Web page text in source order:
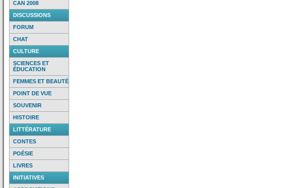
CAN 2008
DISCUSSIONS
FORUM
CHAT
CULTURE
SCIENCES ET
ÉDUCATION
FEMMES ET BEAUTÉ
POINT DE VUE
SOUVENIR
HISTOIRE
LITTÉRATURE
CONTES
POÉSIE
LIVRES
INITIATIVES